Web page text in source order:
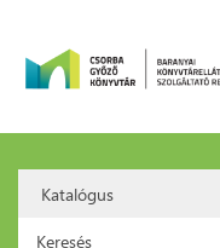
Option: